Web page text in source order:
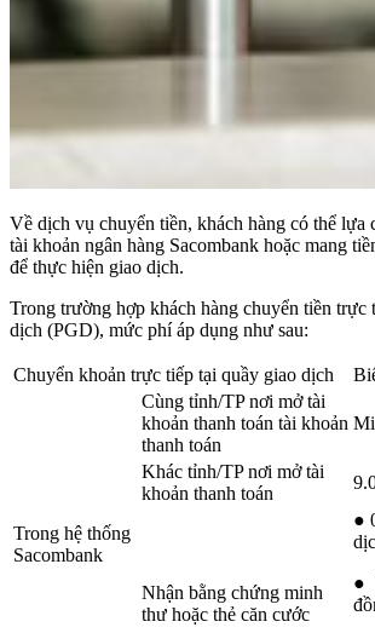
Về dịch vụ chuyển tiền, khách hàng có thể lựa
tài khoản ngân hàng Sacombank hoặc mang
để thực hiện giao dịch.
Trong trường hợp khách hàng chuyển tiền trực
dịch (PGD), mức phí áp dụng như sau:
Chuyển khoản trực tiếp tại quầy giao dịch
Trong hệ thống
Sacombank
Cùng tỉnh/TP nơi mở tài
khoản thanh toán tài khoản
thanh toán
Khác tỉnh/TP nơi mở tài
khoản thanh toán
Nhận bằng chứng minh
thư hoặc thẻ căn cước
●
●